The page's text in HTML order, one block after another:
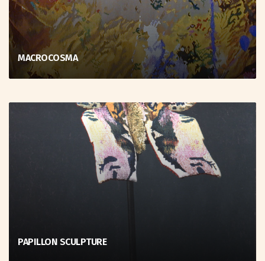
MACROCOSMA
PAPILLON SCULPTURE